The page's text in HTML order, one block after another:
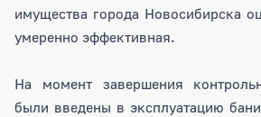
имущества города Новосибирска
умеренно эффективная.
На момент завершения
были введены в эксплуатацию